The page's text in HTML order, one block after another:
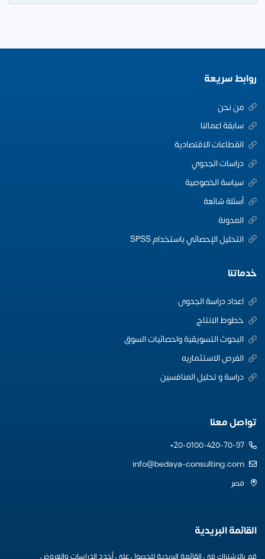
روابط سريعة
من نحن
سابقة اعمالنا
القطاعات الاقتصادية
دراسات الجدوي
سياسة الخصوصية
أسئلة شائعة
المدونة
التحليل الإحصائي باستخدام SPSS
خدماتنا
اعداد دراسة الجدوى
خطوط الانتاج
البحوث التسويقية واحصائيات السوق
الفرص الاستثماريه
دراسة و تحليل المنافسين
تواصل معنا
20-0100-420-70-97+
info@bedaya-consulting.com
مصر
القائمة البريدية